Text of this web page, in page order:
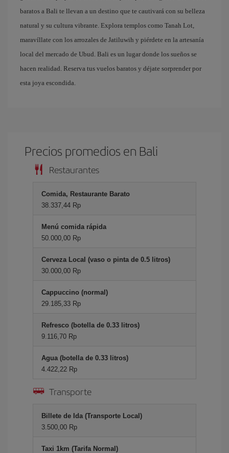
baratos a Bali te llevan a un destino que te cautivará con su belleza
natural y su cultura vibrante. Explora templos como Tanah Lot,
maravíllate con los arrozales de Jatiluwih y piérdete en la artesanía
local del mercado de Ubud. Bali es un lugar donde los sueños se
hacen realidad. Reserva tus vuelos baratos y déjate sorprender por
esta joya escondida.
Precios promedios en Bali
Restaurantes
Comida, Restaurante Barato
38.337,44 Rp
Menú comida rápida
50.000,00 Rp
Cerveza Local (vaso o pinta de 0.5 litros)
30.000,00 Rp
Cappuccino (normal)
29.185,33 Rp
Refresco (botella de 0.33 litros)
9.116,70 Rp
Agua (botella de 0.33 litros)
4.422,22 Rp
Transporte
Billete de Ida (Transporte Local)
3.500,00 Rp
Taxi 1km (Tarifa Normal)